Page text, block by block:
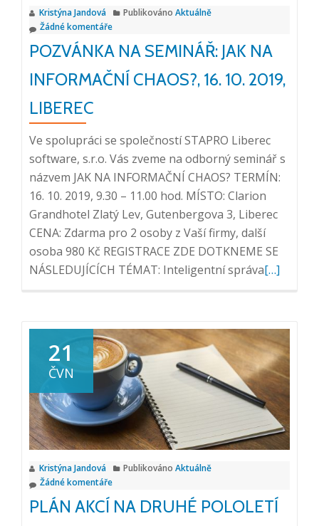
24.
2019,
Bratislava
Kristýna Jandová Publikováno Aktuálně
Žádné komentáře
POZVÁNKA NA SEMINÁŘ: JAK NA
INFORMAČNÍ CHAOS?, 16. 10. 2019,
LIBEREC
Ve spolupráci se společností STAPRO Liberec
software, s.r.o. Vás zveme na odborný seminář s
názvem JAK NA INFORMAČNÍ CHAOS? TERMÍN:
16. 10. 2019, 9.30 – 11.00 hod. MÍSTO: Clarion
Grandhotel Zlatý Lev, Gutenbergova 3, Liberec
CENA: Zdarma pro 2 osoby z Vaší firmy, další
osoba 980 Kč REGISTRACE ZDE DOTKNEME SE
NÁSLEDUJÍCÍCH TÉMAT: Inteligentní správaPřečtěte
Pozvánka
na
seminář:
Jak
na
chaos?,
2019,
[…]
21
ČVN
Kristýna Jandová Publikováno Aktuálně
Žádné komentáře
PLÁN AKCÍ NA DRUHÉ POLOLETÍ